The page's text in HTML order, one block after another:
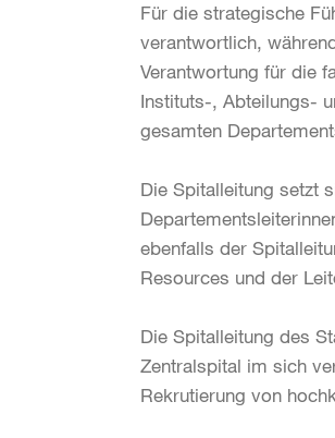
Für die strategische
verantwortlich,
Verantwortung für die
Instituts-, Abteilungs-
gesamten
Die Spitalleitung setzt
ebenfalls der
Resources und der
Die Spitalleitung des
Zentralspital im sich
Rekrutierung von